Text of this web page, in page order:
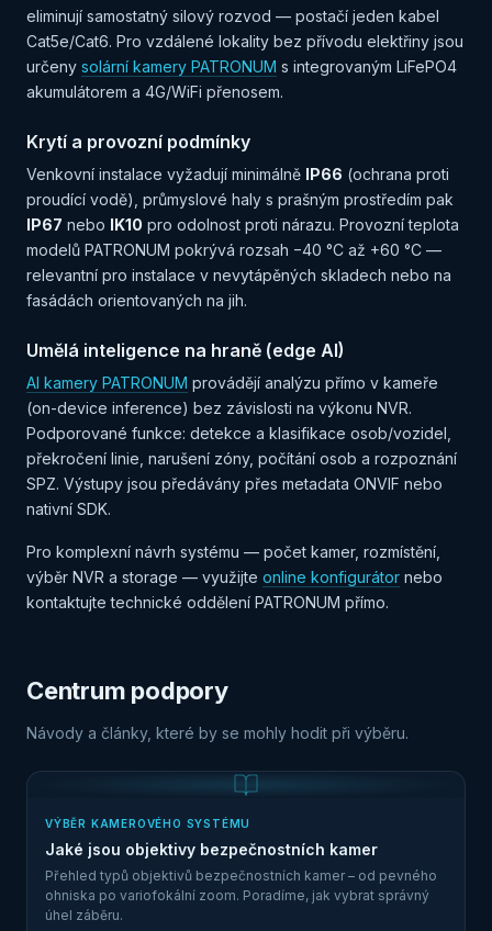
eliminují samostatný silový rozvod — postačí jeden kabel
Cat5e/Cat6. Pro vzdálené lokality bez přívodu elektřiny jsou
určeny solární kamery PATRONUM s integrovaným LiFePO4
akumulátorem a 4G/WiFi přenosem.
Krytí a provozní podmínky
Venkovní instalace vyžadují minimálně IP66 (ochrana proti
proudící vodě), průmyslové haly s prašným prostředím pak
IP67 nebo IK10 pro odolnost proti nárazu. Provozní teplota
modelů PATRONUM pokrývá rozsah −40 °C až +60 °C —
relevantní pro instalace v nevytápěných skladech nebo na
fasádách orientovaných na jih.
Umělá inteligence na hraně (edge AI)
AI kamery PATRONUM provádějí analýzu přímo v kameře
(on-device inference) bez závislosti na výkonu NVR.
Podporované funkce: detekce a klasifikace osob/vozidel,
překročení linie, narušení zóny, počítání osob a rozpoznání
SPZ. Výstupy jsou předávány přes metadata ONVIF nebo
nativní SDK.
Pro komplexní návrh systému — počet kamer, rozmístění,
výběr NVR a storage — využijte online konfigurátor nebo
kontaktujte technické oddělení PATRONUM přímo.
Centrum podpory
Návody a články, které by se mohly hodit při výběru.
VÝBĚR KAMEROVÉHO SYSTÉMU
Jaké jsou objektivy bezpečnostních kamer
Přehled typů objektivů bezpečnostních kamer – od pevného
ohniska po variofokální zoom. Poradíme, jak vybrat správný
úhel záběru.